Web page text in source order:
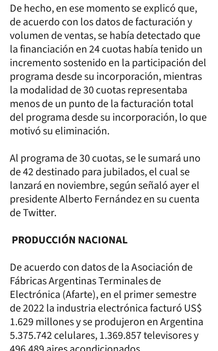
De hecho, en ese momento se explicó que,
de acuerdo con los datos de facturación y
volumen de ventas, se había detectado que
la financiación en 24 cuotas había tenido un
incremento sostenido en la participación del
programa desde su incorporación, mientras
la modalidad de 30 cuotas representaba
menos de un punto de la facturación total
del programa desde su incorporación, lo que
motivó su eliminación.
Al programa de 30 cuotas, se le sumará uno
de 42 destinado para jubilados, el cual se
lanzará en noviembre, según señaló ayer el
presidente Alberto Fernández en su cuenta
de Twitter.
PRODUCCIÓN NACIONAL
De acuerdo con datos de la Asociación de
Fábricas Argentinas Terminales de
Electrónica (Afarte), en el primer semestre
de 2022 la industria electrónica facturó US$
1.629 millones y se produjeron en Argentina
5.375.742 celulares, 1.369.857 televisores y